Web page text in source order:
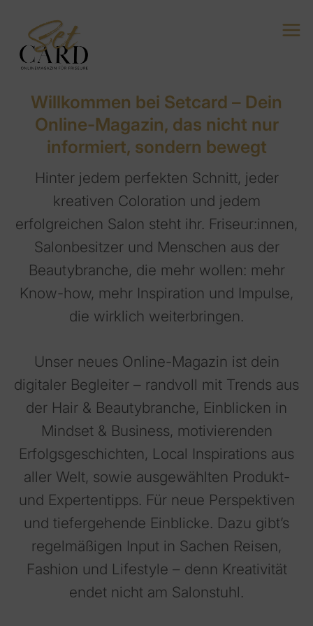
content
Willkommen bei Setcard – Dein
Online-Magazin, das nicht nur
informiert, sondern bewegt
Hinter jedem perfekten Schnitt, jeder
kreativen Coloration und jedem
erfolgreichen Salon steht ihr. Friseur:innen,
Salonbesitzer und Menschen aus der
Beautybranche, die mehr wollen: mehr
Know-how, mehr Inspiration und Impulse,
die wirklich weiterbringen.
Unser neues Online-Magazin ist dein
digitaler Begleiter – randvoll mit Trends aus
der Hair & Beautybranche, Einblicken in
Mindset & Business, motivierenden
Erfolgsgeschichten, Local Inspirations aus
aller Welt, sowie ausgewählten Produkt-
und Expertentipps. Für neue Perspektiven
und tiefergehende Einblicke. Dazu gibt’s
regelmäßigen Input in Sachen Reisen,
Fashion und Lifestyle – denn Kreativität
endet nicht am Salonstuhl.